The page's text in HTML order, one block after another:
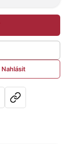
Nahlásit